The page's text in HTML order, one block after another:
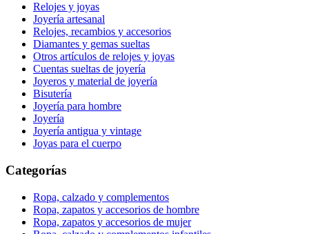
Relojes y joyas
Joyería artesanal
Relojes, recambios y accesorios
Diamantes y gemas sueltas
Otros artículos de relojes y joyas
Cuentas sueltas de joyería
Joyeros y material de joyería
Bisutería
Joyería para hombre
Joyería
Joyería antigua y vintage
Joyas para el cuerpo
Categorías
Ropa, calzado y complementos
Ropa, zapatos y accesorios de hombre
Ropa, zapatos y accesorios de mujer